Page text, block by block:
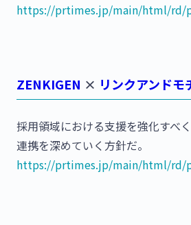
https://prtimes.jp/main/html/rd/
ZENKIGEN × リンクアンドモ
採用領域における支援を強化すべ
連携を深めていく方針だ。
https://prtimes.jp/main/html/rd/